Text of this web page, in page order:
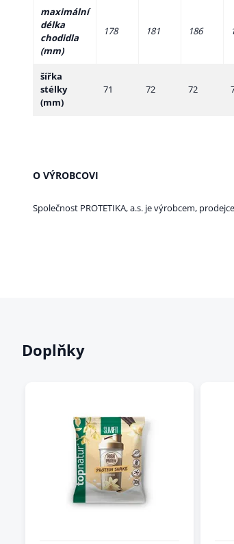
maximální
délka
chodidla
(mm)
178 181 186
šířka
stélky
(mm)
71 72 72
O VÝROBCOVI
Společnost PROTETIKA, a.s. je výrobcem,
Doplňky